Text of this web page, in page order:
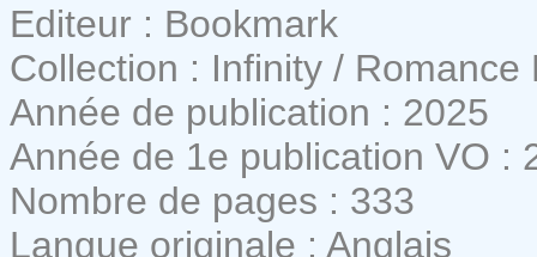
Editeur : Bookmark
Collection : Infinity / Romance
Année de publication : 2025
Année de 1e publication VO :
Nombre de pages : 333
Langue originale : Anglais